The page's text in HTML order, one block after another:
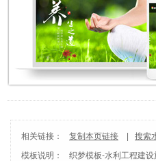
相关链接： 复制本页链接
搜索
模板说明：
织梦模板-水利工程建设